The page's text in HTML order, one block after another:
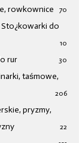
rowkownice 70
do
10
rur 30
taśmowe,
206
pryzmy,
22